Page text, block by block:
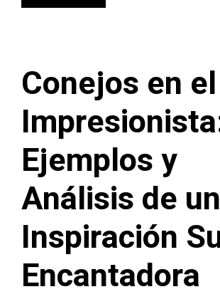
Conejos en
Ejemplos y
Análisis de
Inspiración
Encantadora